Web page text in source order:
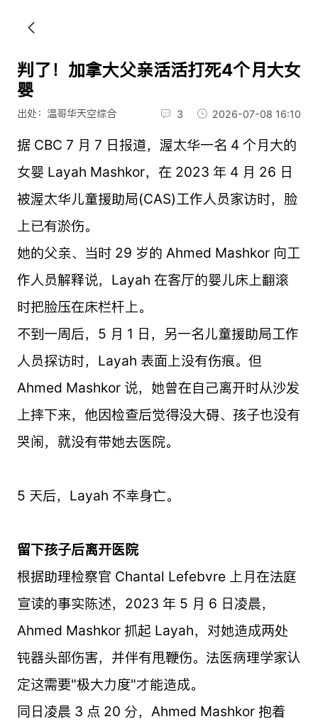
判了！加拿大父亲活活打死4个月大女
婴
出处：温哥华天空综合 3 2026-07-08 16:10
据 CBC 7 月 7 日报道，渥太华一名 4 个月大的
女婴 Layah Mashkor，在 2023 年 4 月 26 日
被渥太华儿童援助局(CAS)工作人员家访时，脸
上已有淤伤。
她的父亲、当时 29 岁的 Ahmed Mashkor 向工
作人员解释说，Layah 在客厅的婴儿床上翻滚
时把脸压在床栏杆上。
不到一周后，5 月 1 日，另一名儿童援助局工作
人员探访时，Layah 表面上没有伤痕。但
Ahmed Mashkor 说，她曾在自己离开时从沙发
上摔下来，他因检查后觉得没大碍、孩子也没有
哭闹，就没有带她去医院。
5 天后，Layah 不幸身亡。
留下孩子后离开医院
根据助理检察官 Chantal Lefebvre 上月在法庭
宣读的事实陈述，2023 年 5 月 6 日凌晨，
Ahmed Mashkor 抓起 Layah，对她造成两处
钝器头部伤害，并伴有甩鞭伤。法医病理学家认
定这需要"极大力度"才能造成。
同日凌晨 3 点 20 分，Ahmed Mashkor 抱着